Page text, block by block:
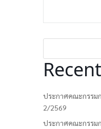
ประกาศคณะกรรม
2/2569
ประกาศคณะกรรม